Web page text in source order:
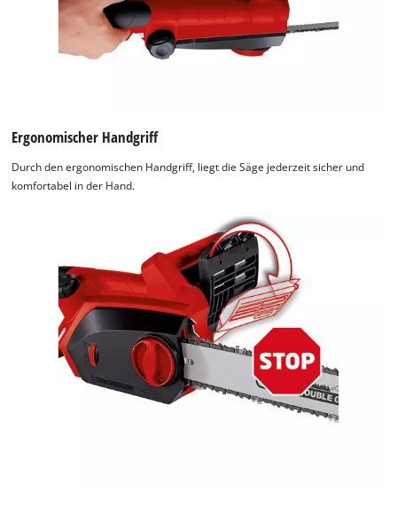
Ergonomischer Handgriff
Durch den ergonomischen Handgriff, liegt die Säge jederzeit sicher und
komfortabel in der Hand.